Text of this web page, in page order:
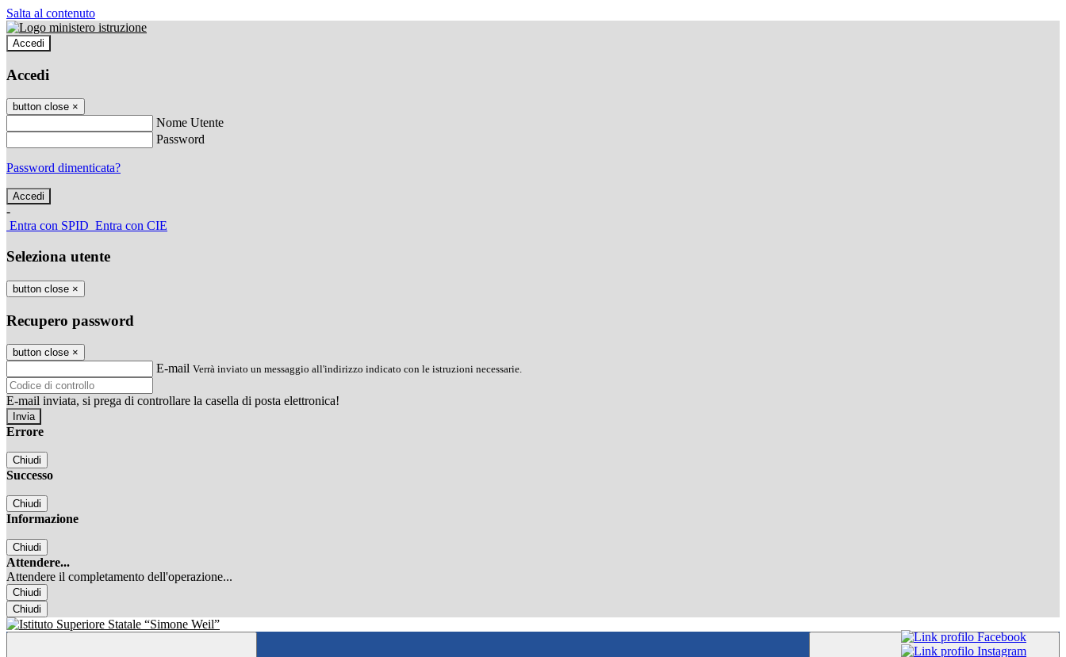
Salta al contenuto
Accedi
Accedi
button close ×
Nome Utente
Password
Password dimenticata?
-
Entra con SPID Entra con CIE
Seleziona utente
button close ×
Recupero password
button close ×
E-mail Verrà inviato un messaggio all'indirizzo indicato con le istruzioni necessarie.
E-mail inviata, si prega di controllare la casella di posta elettronica!
Errore
Chiudi
Successo
Chiudi
Informazione
Chiudi
Attendere...
Attendere il completamento dell'operazione...
Chiudi
Chiudi